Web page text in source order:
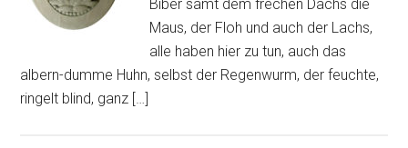
Biber samt dem frechen Dachs die
Maus, der Floh und auch der Lachs,
alle haben hier zu tun, auch das
albern-dumme Huhn, selbst der Regenwurm, der feuchte,
ringelt blind, ganz […]